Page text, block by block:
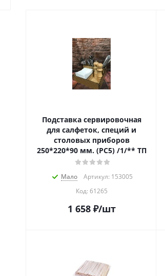
Подставка сервировочная
для салфеток, специй и
столовых приборов
250*220*90 мм. (РС5) /1/** ТП
Мало
Артикул: 153005
Код: 61265
1 658₽/шт